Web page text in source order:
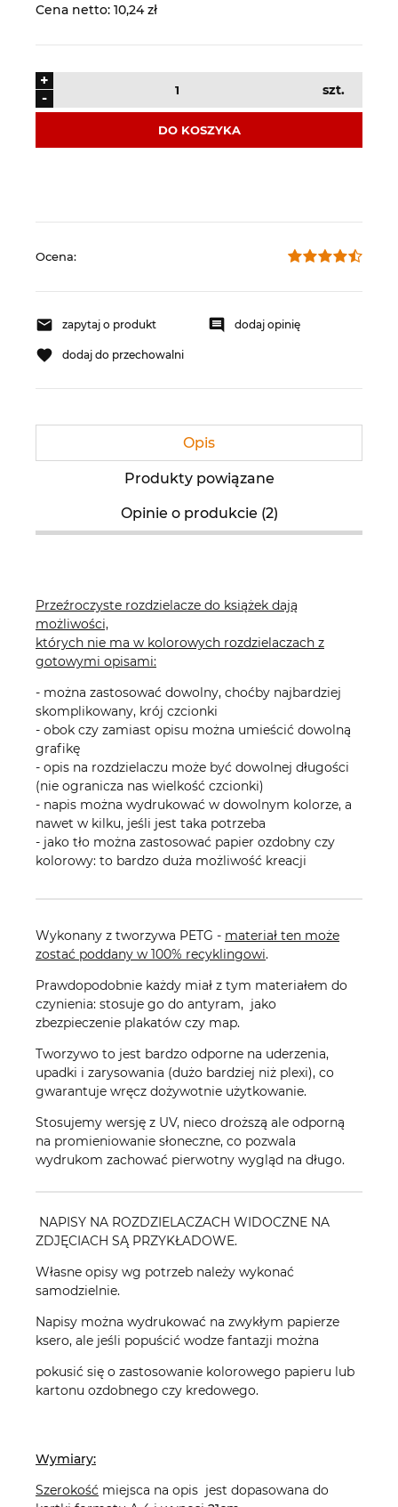
Cena netto: 10,24 zł
-
+
szt.
DO KOSZYKA
Ocena:
zapytaj o produkt dodaj opinię
dodaj do przechowalni
Opis
Produkty powiązane
Opinie o produkcie (2)
Przeźroczyste rozdzielacze do książek dają
możliwości,
których nie ma w kolorowych rozdzielaczach z
gotowymi opisami:
- można zastosować dowolny, choćby najbardziej
skomplikowany, krój czcionki
- obok czy zamiast opisu można umieścić dowolną
grafikę
- opis na rozdzielaczu może być dowolnej długości
(nie ogranicza nas wielkość czcionki)
- napis można wydrukować w dowolnym kolorze, a
nawet w kilku, jeśli jest taka potrzeba
- jako tło można zastosować papier ozdobny czy
kolorowy: to bardzo duża możliwość kreacji
Wykonany z tworzywa PETG - materiał ten może
zostać poddany w 100% recyklingowi.
Prawdopodobnie każdy miał z tym materiałem do
czynienia: stosuje go do antyram, jako
zbezpieczenie plakatów czy map.
Tworzywo to jest bardzo odporne na uderzenia,
upadki i zarysowania (dużo bardziej niż plexi), co
gwarantuje wręcz dożywotnie użytkowanie.
Stosujemy wersję z UV, nieco droższą ale odporną
na promieniowanie słoneczne, co pozwala
wydrukom zachować pierwotny wygląd na długo.
NAPISY NA ROZDZIELACZACH WIDOCZNE NA
ZDJĘCIACH SĄ PRZYKŁADOWE.
Własne opisy wg potrzeb należy wykonać
samodzielnie.
Napisy można wydrukować na zwykłym papierze
ksero, ale jeśli popuścić wodze fantazji można
pokusić się o zastosowanie kolorowego papieru lub
kartonu ozdobnego czy kredowego.
Wymiary:
Szerokość miejsca na opis jest dopasowana do